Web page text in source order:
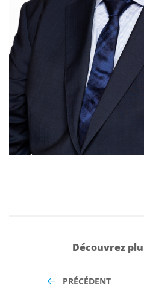
Découvrez
PRÉCÉDENT